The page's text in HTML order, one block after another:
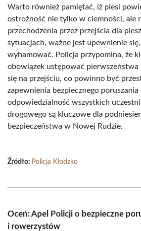
Warto również pamiętać, iż piesi
ostrożność nie tylko w ciemności, ale
przechodzenia przez przejścia dla
sytuacjach, ważne jest upewnienie
wyhamować. Policja przypomina, że
obowiązek ustępować pierwszeństwa
się na przejściu, co powinno być
zapewnienia bezpiecznego poruszania
odpowiedzialność wszystkich
drogowego są kluczowe dla
bezpieczeństwa w Nowej Rudzie.
Źródło: Policja Kłodzko
Oceń: Apel Policji o bezpieczne
i rowerzystów